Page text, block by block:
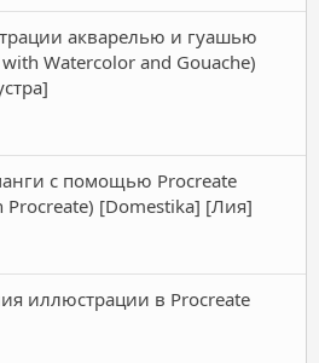
акварелью и гуашью
Watercolor and Gouache)
с помощью Procreate
[Domestika] [Лия]
иллюстрации в Procreate